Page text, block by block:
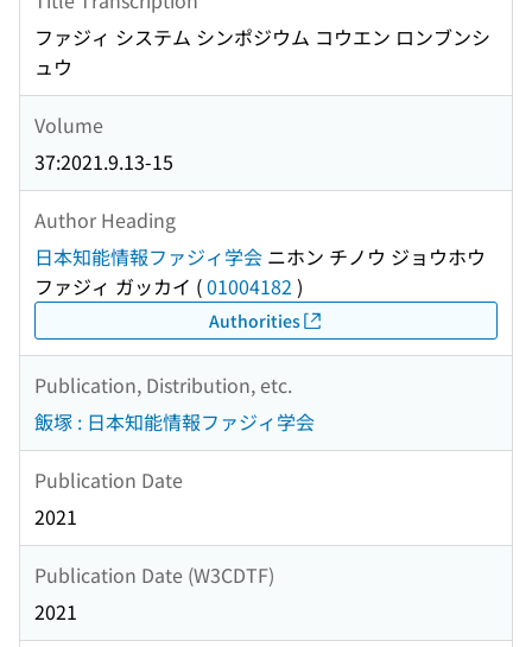
ファジィ システム シンポジウム コウエン ロンブンシ
ュウ
Volume
37:2021.9.13-15
Author Heading
日本知能情報ファジィ学会 ニホン チノウ ジョウホウ
ファジィ ガッカイ (01004182 )
Authorities
Publication, Distribution, etc.
飯塚 : 日本知能情報ファジィ学会
Publication Date
2021
Publication Date (W3CDTF)
2021